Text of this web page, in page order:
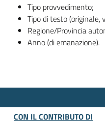
Tipo provvedimento;
Tipo di testo (originale,
Regione/Provincia
Anno (di emanazione).
CON IL CONTRIBUTO DI